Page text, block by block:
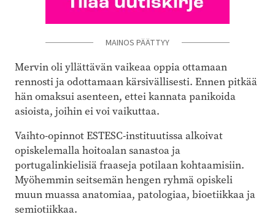
MAINOS PÄÄTTYY
Mervin oli yllättävän vaikeaa oppia ottamaan
rennosti ja odottamaan kärsivällisesti. Ennen pitkää
hän omaksui asenteen, ettei kannata panikoida
asioista, joihin ei voi vaikuttaa.
Vaihto-opinnot ESTESC-instituutissa alkoivat
opiskelemalla hoitoalan sanastoa ja
portugalinkielisiä fraaseja potilaan kohtaamisiin.
Myöhemmin seitsemän hengen ryhmä opiskeli
muun muassa anatomiaa, patologiaa, bioetiikkaa ja
semiotiikkaa.